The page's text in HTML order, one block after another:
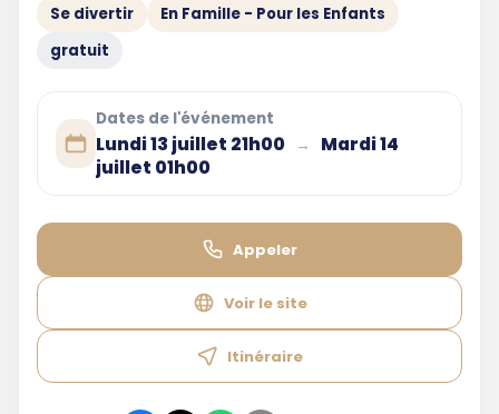
Se divertir
En Famille - Pour les Enfants
gratuit
Dates de l'événement
Lundi 13 juillet 21h00 →
Mardi 14
juillet 01h00
Appeler
Voir le site
Itinéraire